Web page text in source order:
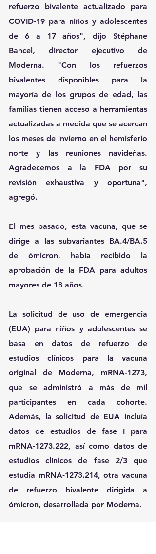
refuerzo bivalente actualizado para
COVID-19 para niños y adolescentes
de 6 a 17 años", dijo Stéphane
Bancel, director ejecutivo de
Moderna. "Con los refuerzos
bivalentes disponibles para la
mayoría de los grupos de edad, las
familias tienen acceso a herramientas
actualizadas a medida que se acercan
los meses de invierno en el hemisferio
norte y las reuniones navideñas.
Agradecemos a la FDA por su
revisión exhaustiva y oportuna",
agregó.
El mes pasado, esta vacuna, que se
dirige a las subvariantes BA.4/BA.5
de ómicron, había recibido la
aprobación de la FDA para adultos
mayores de 18 años.
La solicitud de uso de emergencia
(EUA) para niños y adolescentes se
basa en datos de refuerzo de
estudios clínicos para la vacuna
original de Moderna, mRNA-1273,
que se administró a más de mil
participantes en cada cohorte.
Además, la solicitud de EUA incluía
datos de estudios de fase I para
mRNA-1273.222, así como datos de
estudios clínicos de fase 2/3 que
estudia mRNA-1273.214, otra vacuna
de refuerzo bivalente dirigida a
ómicron, desarrollada por Moderna.